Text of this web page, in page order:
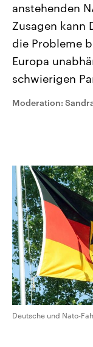
Landtagswahl
2026
Alle Informationen
Sachsen-Anhalt
September 2026
Landtag. Seit 2021
Bundesland von
CDU, SPD und FDP
Wahlprogramme,
und Hintergründe
Audio-Archiv
anstehenden
Zusagen kann
die Probleme
Europa
schwierigen
Moderation:
Deutsche und Nato-